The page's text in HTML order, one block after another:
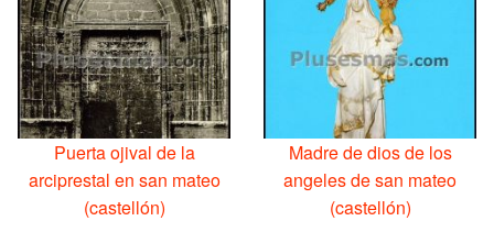
Puerta ojival de la
arciprestal en san mateo
(castellón)
Madre de dios de los
angeles de san mateo
(castellón)